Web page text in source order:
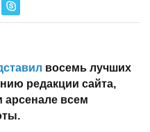
восемь лучших
редакции сайта,
арсенале всем